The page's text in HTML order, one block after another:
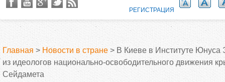
В
Главная > Новости в стране > В Киеве в Институте Юнуса
из идеологов национально-освободительного движения
Сейдамета
РЕГИСТРАЦИЯ